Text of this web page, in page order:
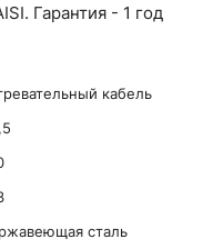
Гарантия - 1 год
кабель
сталь